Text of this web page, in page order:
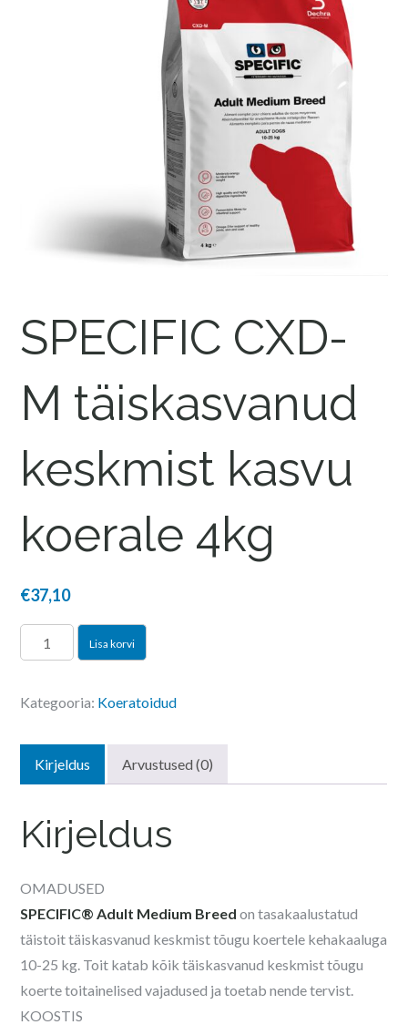
SPECIFIC CXD-
M täiskasvanud
keskmist kasvu
koerale 4kg
€37,10
SPECIFIC
CXD-
täiskasvanud
kasvu
koerale
kogus
Lisa korvi
Kategooria: Koeratoidud
Kirjeldus Arvustused (0)
Kirjeldus
OMADUSED
SPECIFIC® Adult Medium Breedon tasakaalustatud
täistoit täiskasvanud keskmist tõugu koertele kehakaaluga
10-25 kg. Toit katab kõik täiskasvanud keskmist tõugu
koerte toitainelised vajadused ja toetab nende tervist.
KOOSTIS